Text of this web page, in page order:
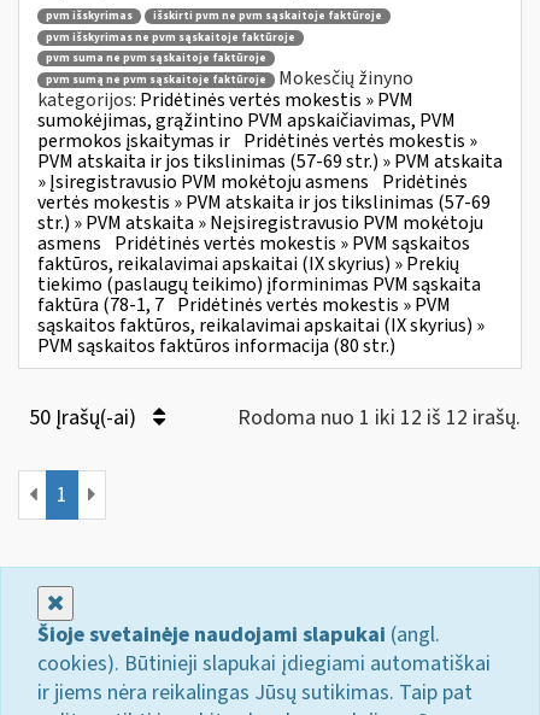
pvm išskyrimas
išskirti pvm ne pvm sąskaitoje faktūroje
pvm išskyrimas ne pvm sąskaitoje faktūroje
pvm suma ne pvm sąskaitoje faktūroje
pvm sumą ne pvm sąskaitoje faktūroje
Mokesčių žinyno
kategorijos: Pridėtinės vertės mokestis » PVM
sumokėjimas, grąžintino PVM apskaičiavimas, PVM
permokos įskaitymas ir Pridėtinės vertės mokestis »
PVM atskaita ir jos tikslinimas (57-69 str.) » PVM atskaita
» Įsiregistravusio PVM mokėtoju asmens Pridėtinės
vertės mokestis » PVM atskaita ir jos tikslinimas (57-69
str.) » PVM atskaita » Neįsiregistravusio PVM mokėtoju
asmens Pridėtinės vertės mokestis » PVM sąskaitos
faktūros, reikalavimai apskaitai (IX skyrius) » Prekių
tiekimo (paslaugų teikimo) įforminimas PVM sąskaita
faktūra (78-1, 7 Pridėtinės vertės mokestis » PVM
sąskaitos faktūros, reikalavimai apskaitai (IX skyrius) »
PVM sąskaitos faktūros informacija (80 str.)
50 Įrašų(-ai) Rodoma nuo 1 iki 12 iš 12 irašų.
1
Šioje svetainėje naudojami slapukai (angl.
cookies). Būtinieji slapukai įdiegiami automatiškai
ir jiems nėra reikalingas Jūsų sutikimas. Taip pat